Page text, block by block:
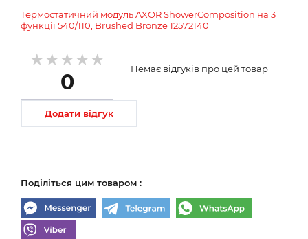
Tермостатичний модуль AXOR ShowerComposition на 3
функції 540/110, Brushed Bronze 12572140
0
Немає відгуків про цей товар
Додати відгук
Поділіться цим товаром :